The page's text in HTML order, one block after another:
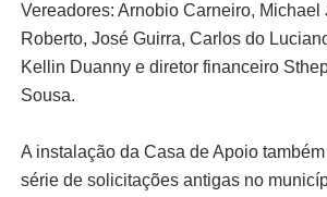
Vereadores: Arnobio Carneiro, Michael
Roberto, José Guirra, Carlos do
Kellin Duanny e diretor financeiro
Sousa.
A instalação da Casa de Apoio
série de solicitações antigas no